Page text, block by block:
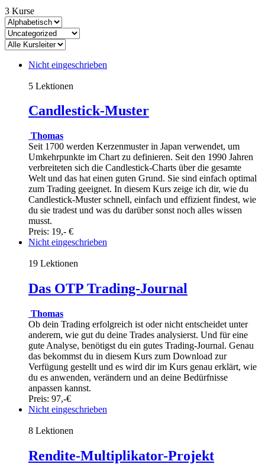
3 Kurse
Nicht eingeschrieben
5 Lektionen
Candlestick-Muster
Thomas
Seit 1700 werden Kerzenmuster in Japan verwendet, um
Umkehrpunkte im Chart zu definieren. Seit den 1990 Jahren
verbreiteten sich die Candlestick-Charts über die gesamte
Welt und das hat einen guten Grund. Sie sind einfach optimal
zum Trading geeignet. In diesem Kurs zeige ich dir, wie du
Candlestick-Muster schnell, einfach und effizient findest, wie
du sie tradest und was du darüber sonst noch alles wissen
musst.
Preis: 19,- €
Nicht eingeschrieben
19 Lektionen
Das OTP Trading-Journal
Thomas
Ob dein Trading erfolgreich ist oder nicht entscheidet unter
anderem, wie gut du deine Trades analysierst. Und für eine
gute Analyse, benötigst du ein gutes Trading-Journal. Genau
das bekommst du in diesem Kurs zum Download zur
Verfügung gestellt und es wird dir im Kurs genau erklärt, wie
du es anwenden, verändern und an deine Bedürfnisse
anpassen kannst.
Preis: 97,-€
Nicht eingeschrieben
8 Lektionen
Rendite-Multiplikator-Projekt